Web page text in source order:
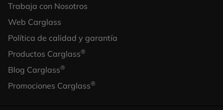
Footer
Column
Trabaja con Nosotros
Web Carglass
Política de calidad y garantía
Productos Carglass®
Blog Carglass®
Promociones Carglass®